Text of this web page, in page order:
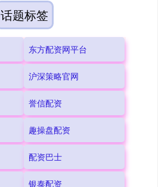
话题标签
东方配资网平台
沪深策略官网
誉信配资
趣操盘配资
配资巴士
银泰配资